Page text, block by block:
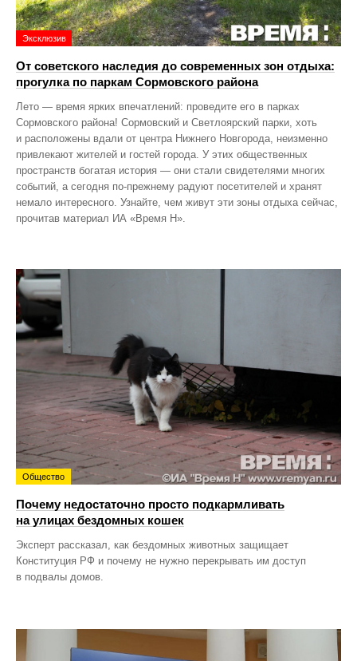
Эксклюзив
От советского наследия до современных зон отдыха:
прогулка по паркам Сормовского района
Лето — время ярких впечатлений: проведите его в парках
Сормовского района! Сормовский и Светлоярский парки, хоть
и расположены вдали от центра Нижнего Новгорода, неизменно
привлекают жителей и гостей города. У этих общественных
пространств богатая история — они стали свидетелями многих
событий, а сегодня по‑прежнему радуют посетителей и хранят
немало интересного. Узнайте, чем живут эти зоны отдыха сейчас,
прочитав материал ИА «Время Н».
Общество
Почему недостаточно просто подкармливать
на улицах бездомных кошек
Эксперт рассказал, как бездомных животных защищает
Конституция РФ и почему не нужно перекрывать им доступ
в подвалы домов.